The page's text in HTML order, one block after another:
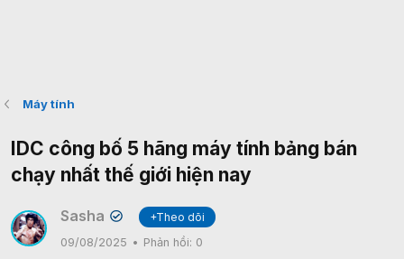
Máy tính
IDC công bố 5 hãng máy tính bảng bán
chạy nhất thế giới hiện nay
Sasha ✔
+Theo dõi
09/08/2025
Phản hồi: 0